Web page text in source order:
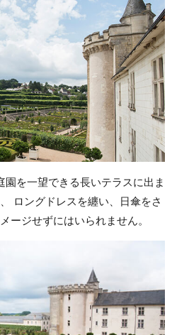
を一望できる長いテラスに出ま
ロングドレスを纏い、日傘をさ
ージせずにはいられません。